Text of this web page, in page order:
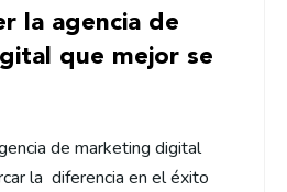
la agencia de
que mejor se
de marketing digital
la diferencia en el éxito